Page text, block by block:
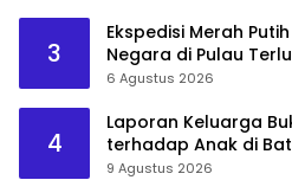
3
Ekspedisi Merah
Negara di Pulau
6 Agustus 2026
4
Laporan Keluarga
terhadap Anak di
9 Agustus 2026